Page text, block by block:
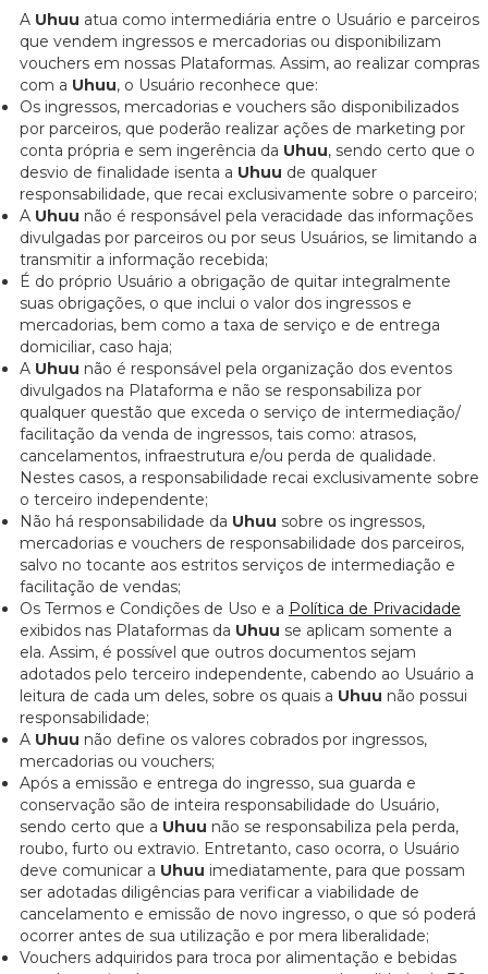
A Uhuu atua como intermediária entre o Usuário e parceiros
que vendem ingressos e mercadorias ou disponibilizam
vouchers em nossas Plataformas. Assim, ao realizar compras
com a Uhuu, o Usuário reconhece que:
Os ingressos, mercadorias e vouchers são disponibilizados
por parceiros, que poderão realizar ações de marketing por
conta própria e sem ingerência da Uhuu, sendo certo que o
desvio de finalidade isenta a Uhuu de qualquer
responsabilidade, que recai exclusivamente sobre o parceiro;
A Uhuu não é responsável pela veracidade das informações
divulgadas por parceiros ou por seus Usuários, se limitando a
transmitir a informação recebida;
É do próprio Usuário a obrigação de quitar integralmente
suas obrigações, o que inclui o valor dos ingressos e
mercadorias, bem como a taxa de serviço e de entrega
domiciliar, caso haja;
A Uhuu não é responsável pela organização dos eventos
divulgados na Plataforma e não se responsabiliza por
qualquer questão que exceda o serviço de intermediação/
facilitação da venda de ingressos, tais como: atrasos,
cancelamentos, infraestrutura e/ou perda de qualidade.
Nestes casos, a responsabilidade recai exclusivamente sobre
o terceiro independente;
Não há responsabilidade da Uhuu sobre os ingressos,
mercadorias e vouchers de responsabilidade dos parceiros,
salvo no tocante aos estritos serviços de intermediação e
facilitação de vendas;
Os Termos e Condições de Uso e a Política de Privacidade
exibidos nas Plataformas da Uhuu se aplicam somente a
ela. Assim, é possível que outros documentos sejam
adotados pelo terceiro independente, cabendo ao Usuário a
leitura de cada um deles, sobre os quais a Uhuu não possui
responsabilidade;
A Uhuu não define os valores cobrados por ingressos,
mercadorias ou vouchers;
Após a emissão e entrega do ingresso, sua guarda e
conservação são de inteira responsabilidade do Usuário,
sendo certo que a Uhuu não se responsabiliza pela perda,
roubo, furto ou extravio. Entretanto, caso ocorra, o Usuário
deve comunicar a Uhuu imediatamente, para que possam
ser adotadas diligências para verificar a viabilidade de
cancelamento e emissão de novo ingresso, o que só poderá
ocorrer antes de sua utilização e por mera liberalidade;
Vouchers adquiridos para troca por alimentação e bebidas